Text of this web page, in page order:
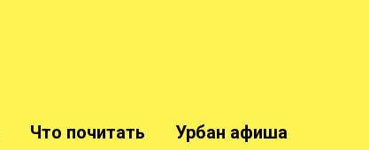
Что почитать Урбан афиша